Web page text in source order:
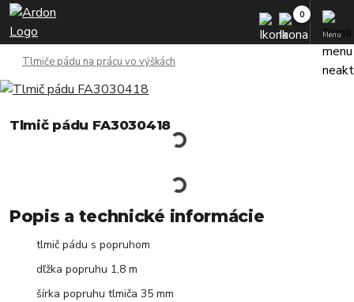
Menu
Tlmiče pádu na prácu vo výškách
Tlmič pádu FA3030418
Popis a technické informácie
tlmič pádu s popruhom
dľžka popruhu 1,8 m
šírka popruhu tlmiča 35 mm